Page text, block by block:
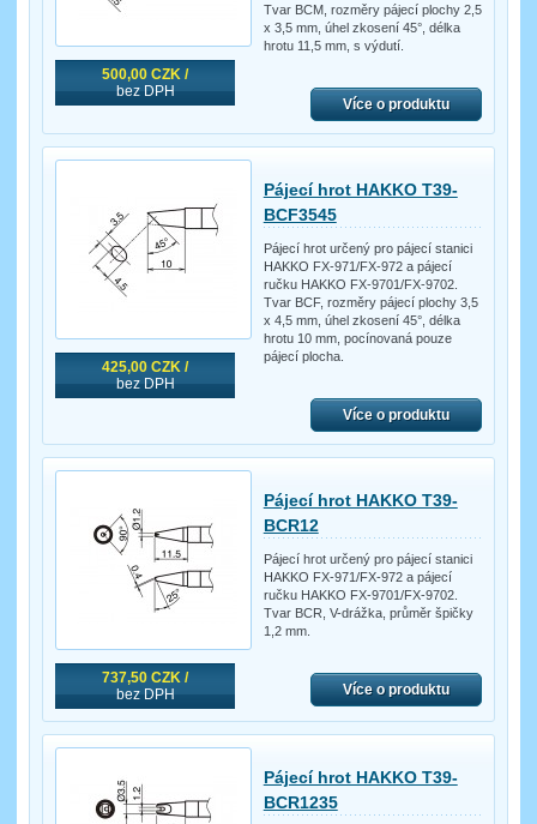
500,00 CZK /
bez DPH
Tvar BCM, rozměry pájecí plochy 2,5
x 3,5 mm, úhel zkosení 45°, délka
hrotu 11,5 mm, s výdutí.
Více o produktu
425,00 CZK /
bez DPH
Pájecí hrot HAKKO T39-
BCF3545
Pájecí hrot určený pro pájecí stanici
HAKKO FX-971/FX-972 a pájecí
ručku HAKKO FX-9701/FX-9702.
Tvar BCF, rozměry pájecí plochy 3,5
x 4,5 mm, úhel zkosení 45°, délka
hrotu 10 mm, pocínovaná pouze
pájecí plocha.
Více o produktu
737,50 CZK /
bez DPH
Pájecí hrot HAKKO T39-
BCR12
Pájecí hrot určený pro pájecí stanici
HAKKO FX-971/FX-972 a pájecí
ručku HAKKO FX-9701/FX-9702.
Tvar BCR, V-drážka, průměr špičky
1,2 mm.
Více o produktu
Pájecí hrot HAKKO T39-
BCR1235